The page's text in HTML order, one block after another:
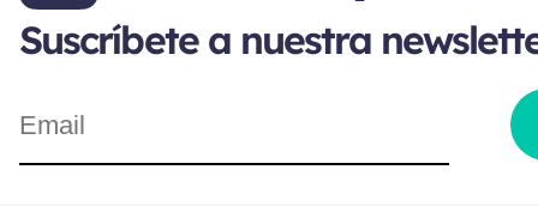
Suscríbete a nuestra